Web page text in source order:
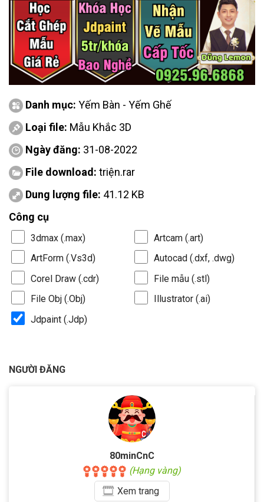
Danh mục: Yếm Bàn - Yếm Ghế
Loại file: Mẫu Khắc 3D
Ngày đăng: 31-08-2022
File download: triện.rar
Dung lượng file: 41.12 KB
Công cụ
3dmax (.max)
Artcam (.art)
ArtForm (.Vs3d)
Autocad (.dxf, .dwg)
Corel Draw (.cdr)
File mẫu (.stl)
File Obj (.Obj)
Illustrator (.ai)
Jdpaint (.Jdp)
NGƯỜI ĐĂNG
80minCnC
(Hạng vàng)
Xemtrang